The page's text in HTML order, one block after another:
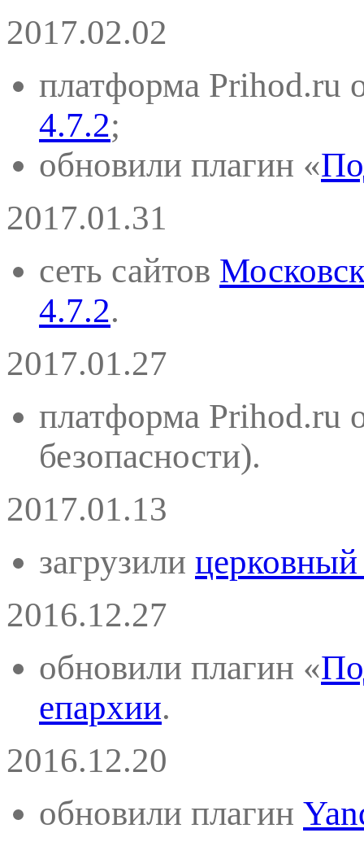
2017.02.02
платформа Prihod.ru
4.7.2;
обновили плагин «
2017.01.31
сеть сайтов
4.7.2.
2017.01.27
платформа Prihod.ru
безопасности).
2017.01.13
загрузили церковный
2016.12.27
обновили плагин «
епархии.
2016.12.20
обновили плагин